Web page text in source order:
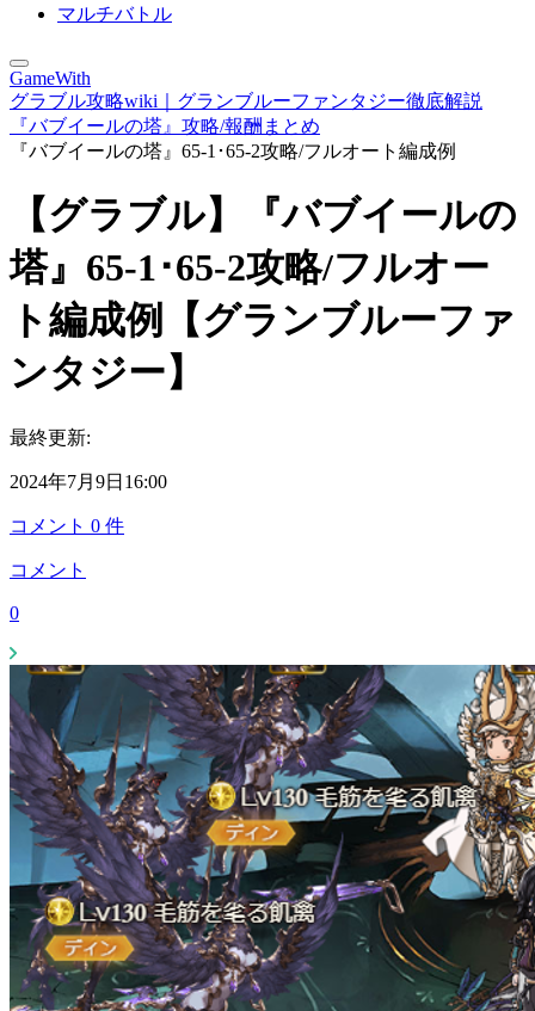
マルチバトル
GameWith
グラブル攻略wiki｜グランブルーファンタジー徹底解説
『バブイールの塔』攻略/報酬まとめ
『バブイールの塔』65-1･65-2攻略/フルオート編成例
【グラブル】『バブイールの
塔』65-1･65-2攻略/フルオー
ト編成例【グランブルーファ
ンタジー】
最終更新:
2024年7月9日16:00
コメント 0 件
コメント
0